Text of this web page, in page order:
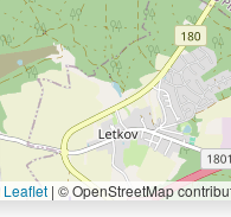
Leaflet | © OpenStreetMap